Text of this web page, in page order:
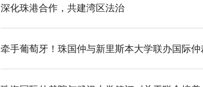
深化珠港合作，共建湾区法治
牵手葡萄牙！珠国仲与新里斯本大学联办国际